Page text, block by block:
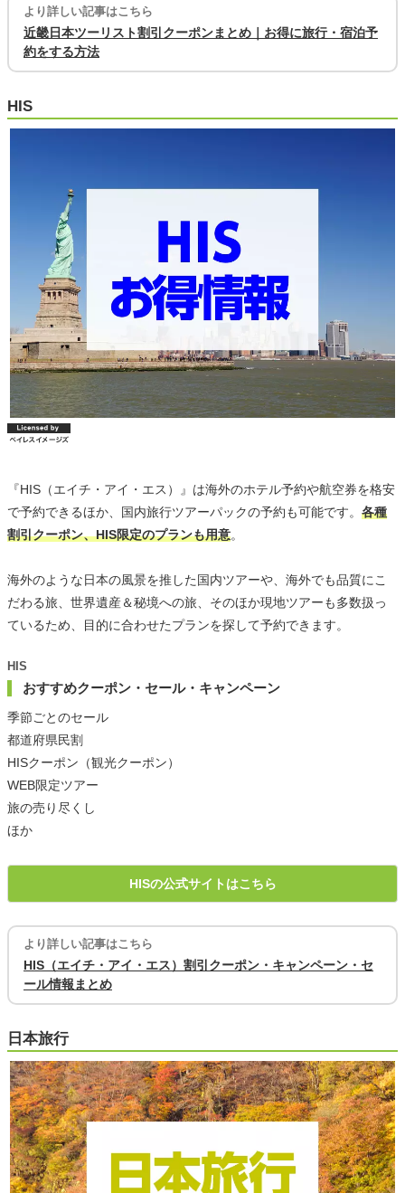
より詳しい記事はこちら
近畿日本ツーリスト割引クーポンまとめ｜お得に旅行・宿泊予
約をする方法
HIS
『HIS（エイチ・アイ・エス）』は海外のホテル予約や航空券を格安
で予約できるほか、国内旅行ツアーパックの予約も可能です。 各種
割引クーポン、HIS限定のプランも用意。
海外のような日本の風景を推した国内ツアーや、海外でも品質にこ
だわる旅、世界遺産＆秘境への旅、そのほか現地ツアーも多数扱っ
ているため、目的に合わせたプランを探して予約できます。
おすすめクーポン・セール・キャンペーン
HIS
季節ごとのセール
都道府県民割
HISクーポン（観光クーポン）
WEB限定ツアー
旅の売り尽くし
ほか
HISの公式サイトはこちら
より詳しい記事はこちら
HIS（エイチ・アイ・エス）割引クーポン・キャンペーン・セ
ール情報まとめ
日本旅行